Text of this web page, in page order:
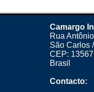
Camargo
Rua
São Carlos
CEP:
Brasil
Contacto: